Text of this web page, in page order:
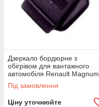
Дзеркало бордюрне з
обігрівом для вантажного
автомобіля Renault Magnum
Під замовлення
Ціну уточнюйте